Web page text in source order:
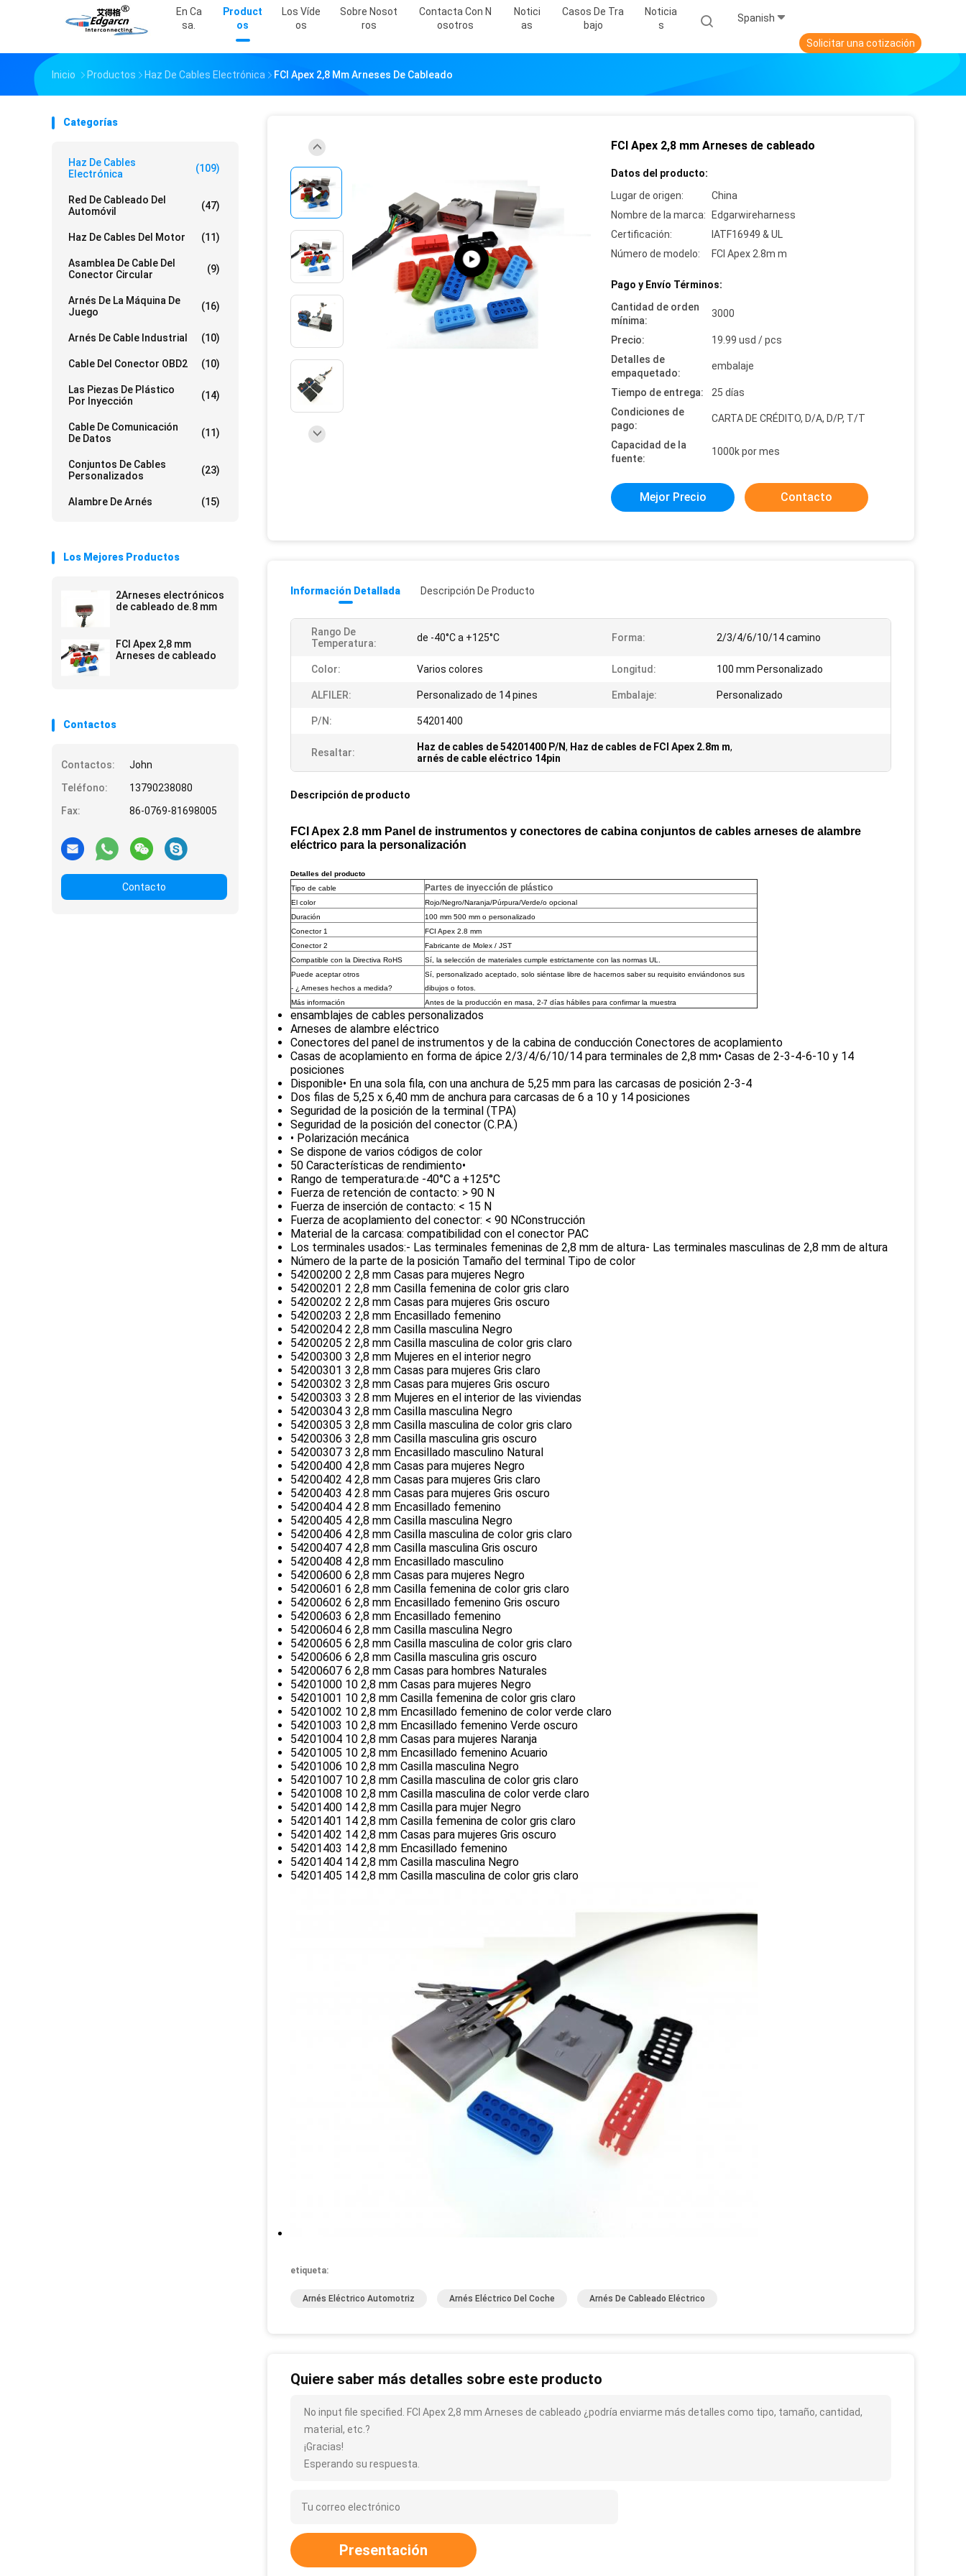
En Ca
Sa.
Product
Os
Los Víde
Os
Sobre Nosot
Ros
Contacta Con N
Osotros
Notici
As
Casos De Tra
Bajo
Noticia
S
Spanish
Solicitar una cotización
Inicio Productos Haz De Cables Electrónica FCI Apex 2,8 Mm Arneses De Cableado
Categorías
Haz De Cables
Electrónica
(109)
Red De Cableado Del
Automóvil
(47)
Haz De Cables Del Motor (11)
Asamblea De Cable Del
Conector Circular
(9)
Arnés De La Máquina De
Juego
(16)
Arnés De Cable Industrial (10)
Cable Del Conector OBD2 (10)
Las Piezas De Plástico
Por Inyección
(14)
Cable De Comunicación
De Datos
(11)
Conjuntos De Cables
Personalizados
(23)
Alambre De Arnés (15)
Los Mejores Productos
2Arneses electrónicos
de cableado de.8 mm
FCI Apex 2,8 mm
Arneses de cableado
Contactos
Contactos:
John
Teléfono:
13790238080
Fax:
86-0769-81698005
Contacto
FCI Apex 2,8 mm Arneses de cableado
Datos del producto:
Lugar de origen:
China
Nombre de la marca:
Edgarwireharness
Certificación:
IATF16949 & UL
Número de modelo:
FCI Apex 2.8m m
Pago y Envío Términos:
Cantidad de orden
mínima:
3000
Precio:
19.99 usd / pcs
Detalles de
empaquetado:
embalaje
Tiempo de entrega:
25 días
Condiciones de
pago:
CARTA DE CRÉDITO, D/A, D/P, T/T
Capacidad de la
fuente:
1000k por mes
Mejor Precio Contacto
Información Detallada Descripción De Producto
Rango De
Temperatura:
de -40°C a +125°C Forma: 2/3/4/6/10/14 camino
Color: Varios colores Longitud: 100 mm Personalizado
ALFILER: Personalizado de 14 pines Embalaje: Personalizado
P/N: 54201400
Resaltar: Haz de cables de 54201400 P/N, Haz de cables de FCI Apex 2.8m m,
arnés de cable eléctrico 14pin
Descripción de producto
FCI Apex 2.8 mm Panel de instrumentos y conectores de cabina conjuntos de cables arneses de alambre
eléctrico para la personalización
Detalles del producto
Tipo de cable
Partes de inyección de plástico
El color
Rojo/Negro/Naranja/Púrpura/Verde/o opcional
Duración
100 mm 500 mm o personalizado
Conector 1
FCI Apex 2.8 mm
Conector 2
Fabricante de Molex / JST
Compatible con la Directiva RoHS
Sí, la selección de materiales cumple estrictamente con las normas UL.
Puede aceptar otros
- ¿ Arneses hechos a medida?
Sí, personalizado aceptado, solo siéntase libre de hacernos saber su requisito enviándonos sus
dibujos o fotos.
Más información
Antes de la producción en masa, 2-7 días hábiles para confirmar la muestra
ensamblajes de cables personalizados
Arneses de alambre eléctrico
Conectores del panel de instrumentos y de la cabina de conducción Conectores de acoplamiento
Casas de acoplamiento en forma de ápice 2/3/4/6/10/14 para terminales de 2,8 mm• Casas de 2-3-4-6-10 y 14
posiciones
Disponible• En una sola fila, con una anchura de 5,25 mm para las carcasas de posición 2-3-4
Dos filas de 5,25 x 6,40 mm de anchura para carcasas de 6 a 10 y 14 posiciones
Seguridad de la posición de la terminal (TPA)
Seguridad de la posición del conector (C.P.A.)
• Polarización mecánica
Se dispone de varios códigos de color
50 Características de rendimiento•
Rango de temperatura:de -40°C a +125°C
Fuerza de retención de contacto: > 90 N
Fuerza de inserción de contacto: < 15 N
Fuerza de acoplamiento del conector: < 90 NConstrucción
Material de la carcasa: compatibilidad con el conector PAC
Los terminales usados:- Las terminales femeninas de 2,8 mm de altura- Las terminales masculinas de 2,8 mm de altura
Número de la parte de la posición Tamaño del terminal Tipo de color
54200200 2 2,8 mm Casas para mujeres Negro
54200201 2 2,8 mm Casilla femenina de color gris claro
54200202 2 2,8 mm Casas para mujeres Gris oscuro
54200203 2 2,8 mm Encasillado femenino
54200204 2 2,8 mm Casilla masculina Negro
54200205 2 2,8 mm Casilla masculina de color gris claro
54200300 3 2,8 mm Mujeres en el interior negro
54200301 3 2,8 mm Casas para mujeres Gris claro
54200302 3 2,8 mm Casas para mujeres Gris oscuro
54200303 3 2.8 mm Mujeres en el interior de las viviendas
54200304 3 2,8 mm Casilla masculina Negro
54200305 3 2,8 mm Casilla masculina de color gris claro
54200306 3 2,8 mm Casilla masculina gris oscuro
54200307 3 2,8 mm Encasillado masculino Natural
54200400 4 2,8 mm Casas para mujeres Negro
54200402 4 2,8 mm Casas para mujeres Gris claro
54200403 4 2.8 mm Casas para mujeres Gris oscuro
54200404 4 2.8 mm Encasillado femenino
54200405 4 2,8 mm Casilla masculina Negro
54200406 4 2,8 mm Casilla masculina de color gris claro
54200407 4 2,8 mm Casilla masculina Gris oscuro
54200408 4 2,8 mm Encasillado masculino
54200600 6 2,8 mm Casas para mujeres Negro
54200601 6 2,8 mm Casilla femenina de color gris claro
54200602 6 2,8 mm Encasillado femenino Gris oscuro
54200603 6 2,8 mm Encasillado femenino
54200604 6 2,8 mm Casilla masculina Negro
54200605 6 2,8 mm Casilla masculina de color gris claro
54200606 6 2,8 mm Casilla masculina gris oscuro
54200607 6 2,8 mm Casas para hombres Naturales
54201000 10 2,8 mm Casas para mujeres Negro
54201001 10 2,8 mm Casilla femenina de color gris claro
54201002 10 2,8 mm Encasillado femenino de color verde claro
54201003 10 2,8 mm Encasillado femenino Verde oscuro
54201004 10 2,8 mm Casas para mujeres Naranja
54201005 10 2,8 mm Encasillado femenino Acuario
54201006 10 2,8 mm Casilla masculina Negro
54201007 10 2,8 mm Casilla masculina de color gris claro
54201008 10 2,8 mm Casilla masculina de color verde claro
54201400 14 2,8 mm Casilla para mujer Negro
54201401 14 2,8 mm Casilla femenina de color gris claro
54201402 14 2,8 mm Casas para mujeres Gris oscuro
54201403 14 2,8 mm Encasillado femenino
54201404 14 2,8 mm Casilla masculina Negro
54201405 14 2,8 mm Casilla masculina de color gris claro
etiqueta:
Arnés Eléctrico Automotriz Arnés Eléctrico Del Coche Arnés De Cableado Eléctrico
Quiere saber más detalles sobre este producto
No input file specified. FCI Apex 2,8 mm Arneses de cableado ¿podría enviarme más detalles como tipo, tamaño, cantidad,
material, etc.?
¡Gracias!
Esperando su respuesta.
Presentación